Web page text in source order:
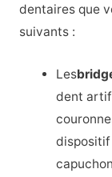
dentaires que
suivants :
Les
dent
dispositif